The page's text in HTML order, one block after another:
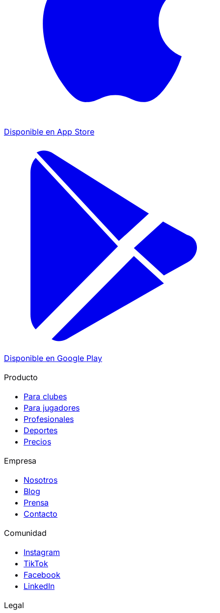
Disponible en App Store
Disponible en Google Play
Producto
Para clubes
Para jugadores
Profesionales
Deportes
Precios
Empresa
Nosotros
Blog
Prensa
Contacto
Comunidad
Instagram
TikTok
Facebook
LinkedIn
Legal